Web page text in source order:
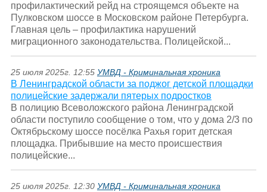
профилактический рейд на строящемся объекте на
Пулковском шоссе в Московском районе Петербурга.
Главная цель – профилактика нарушений
миграционного законодательства. Полицейской...
25 июля 2025г. 12:55 УМВД - Криминальная хроника
В Ленинградской области за поджог детской площадки
полицейские задержали пятерых подростков
В полицию Всеволожского района Ленинградской
области поступило сообщение о том, что у дома 2/3 по
Октябрьскому шоссе посёлка Рахья горит детская
площадка. Прибывшие на место происшествия
полицейские...
25 июля 2025г. 12:30 УМВД - Криминальная хроника